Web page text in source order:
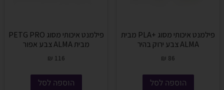
פילמנט איכותי מסוג +PLA מבית
ALMA צבע ירוק בהיר
₪ 86
הוספה לסל
פילמנט איכותי מסוג PETG PRO
מבית ALMA צבע אפור
₪ 116
הוספה לסל